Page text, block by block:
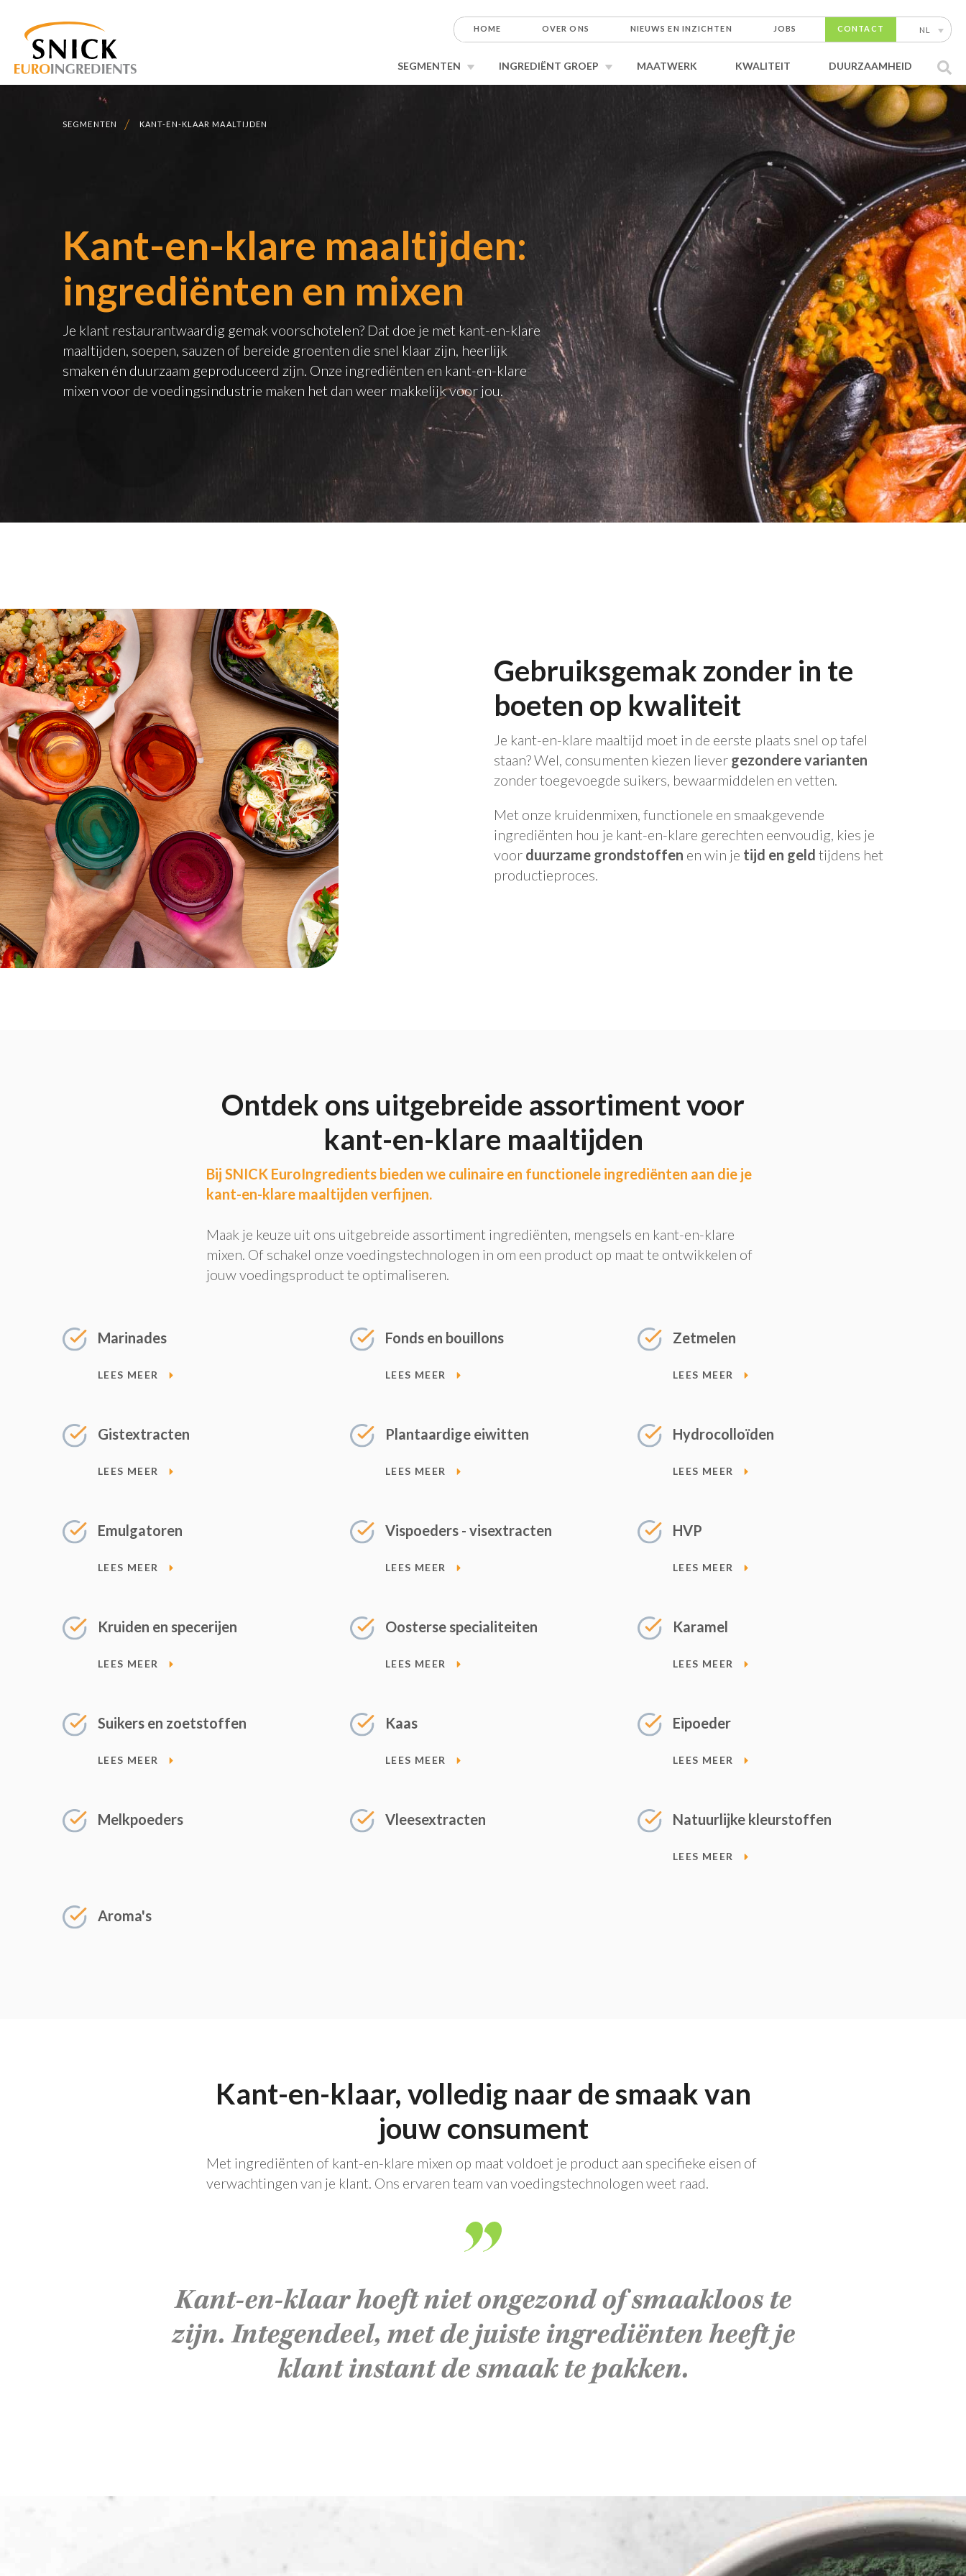
HOME OVER ONS NIEUWS EN INZICHTEN JOBS CONTACT NL
SEGMENTEN INGREDIËNT GROEP MAATWERK KWALITEIT DUURZAAMHEID
SEGMENTEN KANT-EN-KLAAR MAALTIJDEN
Kant-en-klare maaltijden:
ingrediënten en mixen
Je klant restaurantwaardig gemak voorschotelen? Dat doe je met kant-en-klare
maaltijden, soepen, sauzen of bereide groenten die snel klaar zijn, heerlijk
smaken én duurzaam geproduceerd zijn. Onze ingrediënten en kant-en-klare
mixen voor de voedingsindustrie maken het dan weer makkelijk voor jou.
Gebruiksgemak zonder in te
boeten op kwaliteit
Je kant-en-klare maaltijd moet in de eerste plaats snel op tafel
staan? Wel, consumenten kiezen liever gezondere varianten
zonder toegevoegde suikers, bewaarmiddelen en vetten.
Met onze kruidenmixen, functionele en smaakgevende
ingrediënten hou je kant-en-klare gerechten eenvoudig, kies je
voor duurzame grondstoffen en win je tijd en geld tijdens het
productieproces.
Ontdek ons uitgebreide assortiment voor
kant-en-klare maaltijden
Bij SNICK EuroIngredients bieden we culinaire en functionele ingrediënten aan die je
kant-en-klare maaltijden verfijnen.
Maak je keuze uit ons uitgebreide assortiment ingrediënten, mengsels en kant-en-klare
mixen. Of schakel onze voedingstechnologen in om een product op maat te ontwikkelen of
jouw voedingsproduct te optimaliseren.
Marinades
LEES MEER
Fonds en bouillons
LEES MEER
Zetmelen
LEES MEER
Gistextracten
LEES MEER
Plantaardige eiwitten
LEES MEER
Hydrocolloïden
LEES MEER
Emulgatoren
LEES MEER
Vispoeders - visextracten
LEES MEER
HVP
LEES MEER
Kruiden en specerijen
LEES MEER
Oosterse specialiteiten
LEES MEER
Karamel
LEES MEER
Suikers en zoetstoffen
LEES MEER
Kaas
LEES MEER
Eipoeder
LEES MEER
Melkpoeders Vleesextracten Natuurlijke kleurstoffen
LEES MEER
Aroma's
Kant-en-klaar, volledig naar de smaak van
jouw consument
Met ingrediënten of kant-en-klare mixen op maat voldoet je product aan specifieke eisen of
verwachtingen van je klant. Ons ervaren team van voedingstechnologen weet raad.
Kant-en-klaar hoeft niet ongezond of smaakloos te
zijn. Integendeel, met de juiste ingrediënten heeft je
klant instant de smaak te pakken.